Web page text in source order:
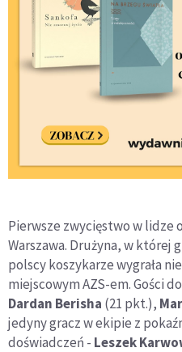
Pierwsze zwycięstwo w lidze
Warszawa. Drużyna, w której
polscy koszykarze wygrała
miejscowym AZS-em. Gości
Dardan Berisha (21 pkt.),
jedyny gracz w ekipie z
doświadczeń - Leszek